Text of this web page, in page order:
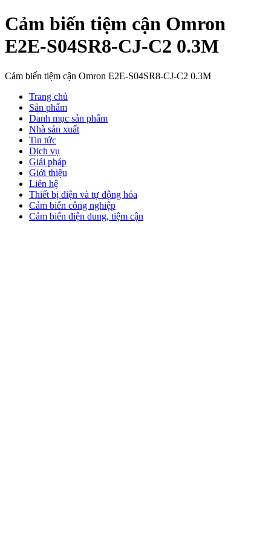
Cảm biến tiệm cận Omron
E2E-S04SR8-CJ-C2 0.3M
Cảm biến tiệm cận Omron E2E-S04SR8-CJ-C2 0.3M
Trang chủ
Sản phẩm
Danh mục sản phẩm
Nhà sản xuất
Tin tức
Dịch vụ
Giải pháp
Giới thiệu
Liên hệ
Thiết bị điện và tự động hóa
Cảm biến công nghiệp
Cảm biến điện dung, tiệm cận